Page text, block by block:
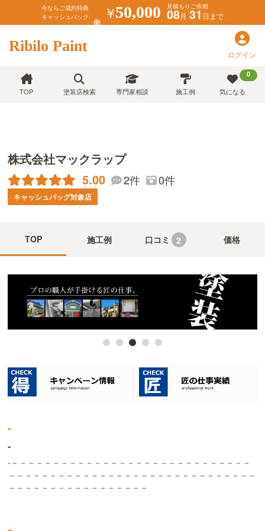
今ならご成約特典
キャッシュバック
￥50,000 見積もりご依頼
08月 31日まで
Ribilo Paint ログイン
TOP 塗装店検索 専門家相談 施工例
0
気になる
株式会社マックラップ
5.00 2件 0件
キャッシュバッグ対象店
TOP 施工例 口コミ 2 価格
-
-
-－－－－－－－－－－－－－－－－－－－－－－－－－－－－－
－－－－－－－－－－－－－－－－－－－－－－－－－－－－－－
－－－－－－－－－－－－－－－－－